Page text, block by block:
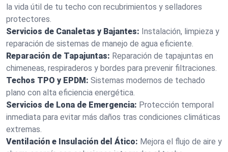
la vida útil de tu techo con recubrimientos y selladores
protectores.
Servicios de Canaletas y Bajantes: Instalación, limpieza y
reparación de sistemas de manejo de agua eficiente.
Reparación de Tapajuntas: Reparación de tapajuntas en
chimeneas, respiraderos y bordes para prevenir filtraciones.
Techos TPO y EPDM: Sistemas modernos de techado
plano con alta eficiencia energética.
Servicios de Lona de Emergencia: Protección temporal
inmediata para evitar más daños tras condiciones climáticas
extremas.
Ventilación e Insulación del Ático: Mejora el flujo de aire y